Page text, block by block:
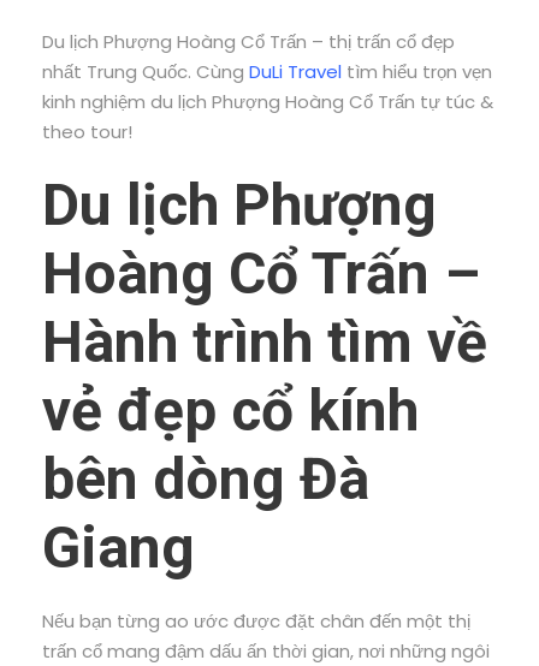
Du lịch Phượng Hoàng Cổ Trấn – thị trấn cổ đẹp
nhất Trung Quốc. Cùng DuLi Travel tìm hiểu trọn vẹn
kinh nghiệm du lịch Phượng Hoàng Cổ Trấn tự túc &
theo tour!
Du lịch Phượng
Hoàng Cổ Trấn –
Hành trình tìm về
vẻ đẹp cổ kính
bên dòng Đà
Giang
Nếu bạn từng ao ước được đặt chân đến một thị
trấn cổ mang đậm dấu ấn thời gian, nơi những ngôi